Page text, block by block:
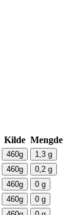
Kilde Mengde
460g 1,3 g
460g 0,2 g
460g 0 g
460g 0 g